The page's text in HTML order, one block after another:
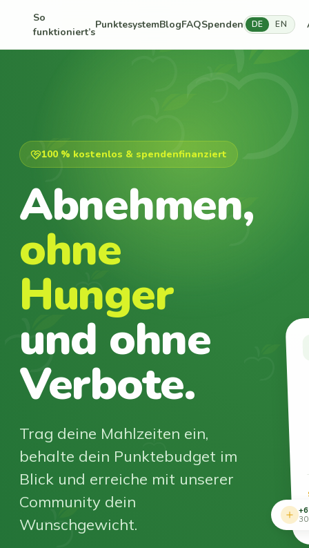
So
funktioniert’s
PunktesystemBlogFAQSpenden DE EN
100 % kostenlos & spendenfinanziert
Abnehmen,
ohne
Hunger
und ohne
Verbote.
Trag deine Mahlzeiten ein,
behalte dein Punktebudget im
Blick und erreiche mit unserer
Community dein
Wunschgewicht.